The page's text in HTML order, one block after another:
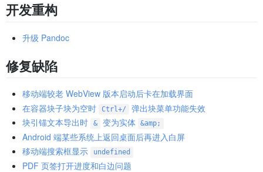
开发重构
升级 Pandoc
修复缺陷
移动端较老 WebView 版本启动后卡在加载界面
在容器块子块为空时
Ctrl+/
弹出块菜单功能失效
块引锚文本导出时
& 变为实体 &amp;
Android 端某些系统上返回桌面后再进入白屏
移动端搜索框显示
undefined
PDF 页签打开进度和白边问题